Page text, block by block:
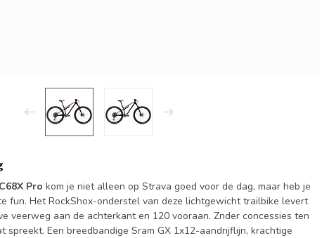
Pro kom je niet alleen op Strava goed voor de dag, maar heb je
fun. Het RockShox-onderstel van deze lichtgewicht trailbike levert
veerweg aan de achterkant en 120 vooraan. Znder concessies ten
spreekt. Een breedbandige Sram GX 1x12-aandrijflijn, krachtige